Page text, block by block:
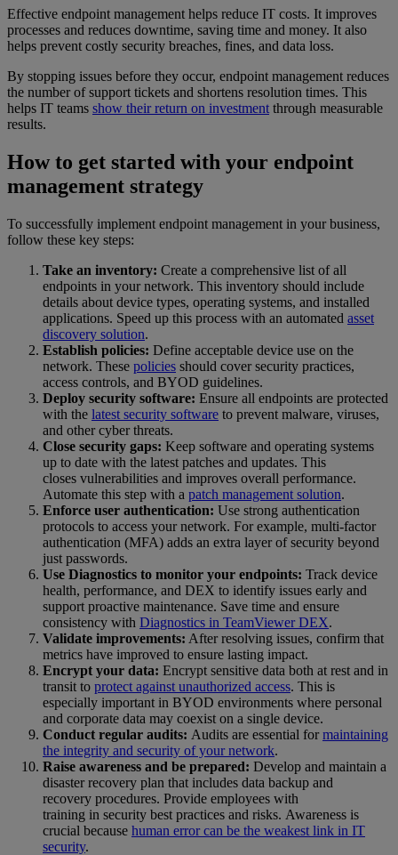
Effective endpoint management helps reduce IT costs. It improves
processes and reduces downtime, saving time and money. It also
helps prevent costly security breaches, fines, and data loss.
By stopping issues before they occur, endpoint management reduces
the number of support tickets and shortens resolution times. This
helps IT teams show their return on investment through measurable
results.
How to get started with your endpoint
management strategy
To successfully implement endpoint management in your business,
follow these key steps:
Take an inventory: Create a comprehensive list of all
endpoints in your network. This inventory should include
details about device types, operating systems, and installed
applications. Speed up this process with an automated asset
discovery solution.
Establish policies: Define acceptable device use on the
network. These policies should cover security practices,
access controls, and BYOD guidelines.
Deploy security software: Ensure all endpoints are protected
with the latest security software to prevent malware, viruses,
and other cyber threats.
Close security gaps: Keep software and operating systems
up to date with the latest patches and updates. This
closes vulnerabilities and improves overall performance.
Automate this step with a patch management solution.
Enforce user authentication: Use strong authentication
protocols to access your network. For example, multi-factor
authentication (MFA) adds an extra layer of security beyond
just passwords.
Use Diagnostics to monitor your endpoints: Track device
health, performance, and DEX to identify issues early and
support proactive maintenance. Save time and ensure
consistency with Diagnostics in TeamViewer DEX.
Validate improvements: After resolving issues, confirm that
metrics have improved to ensure lasting impact.
Encrypt your data: Encrypt sensitive data both at rest and in
transit to protect against unauthorized access. This is
especially important in BYOD environments where personal
and corporate data may coexist on a single device.
Conduct regular audits: Audits are essential formaintaining
the integrity and security of your network.
Raise awareness and be prepared: Develop and maintain a
disaster recovery plan that includes data backup and
recovery procedures. Provide employees with
training in security best practices and risks. Awareness is
crucial because human error can be the weakest link in IT
security.